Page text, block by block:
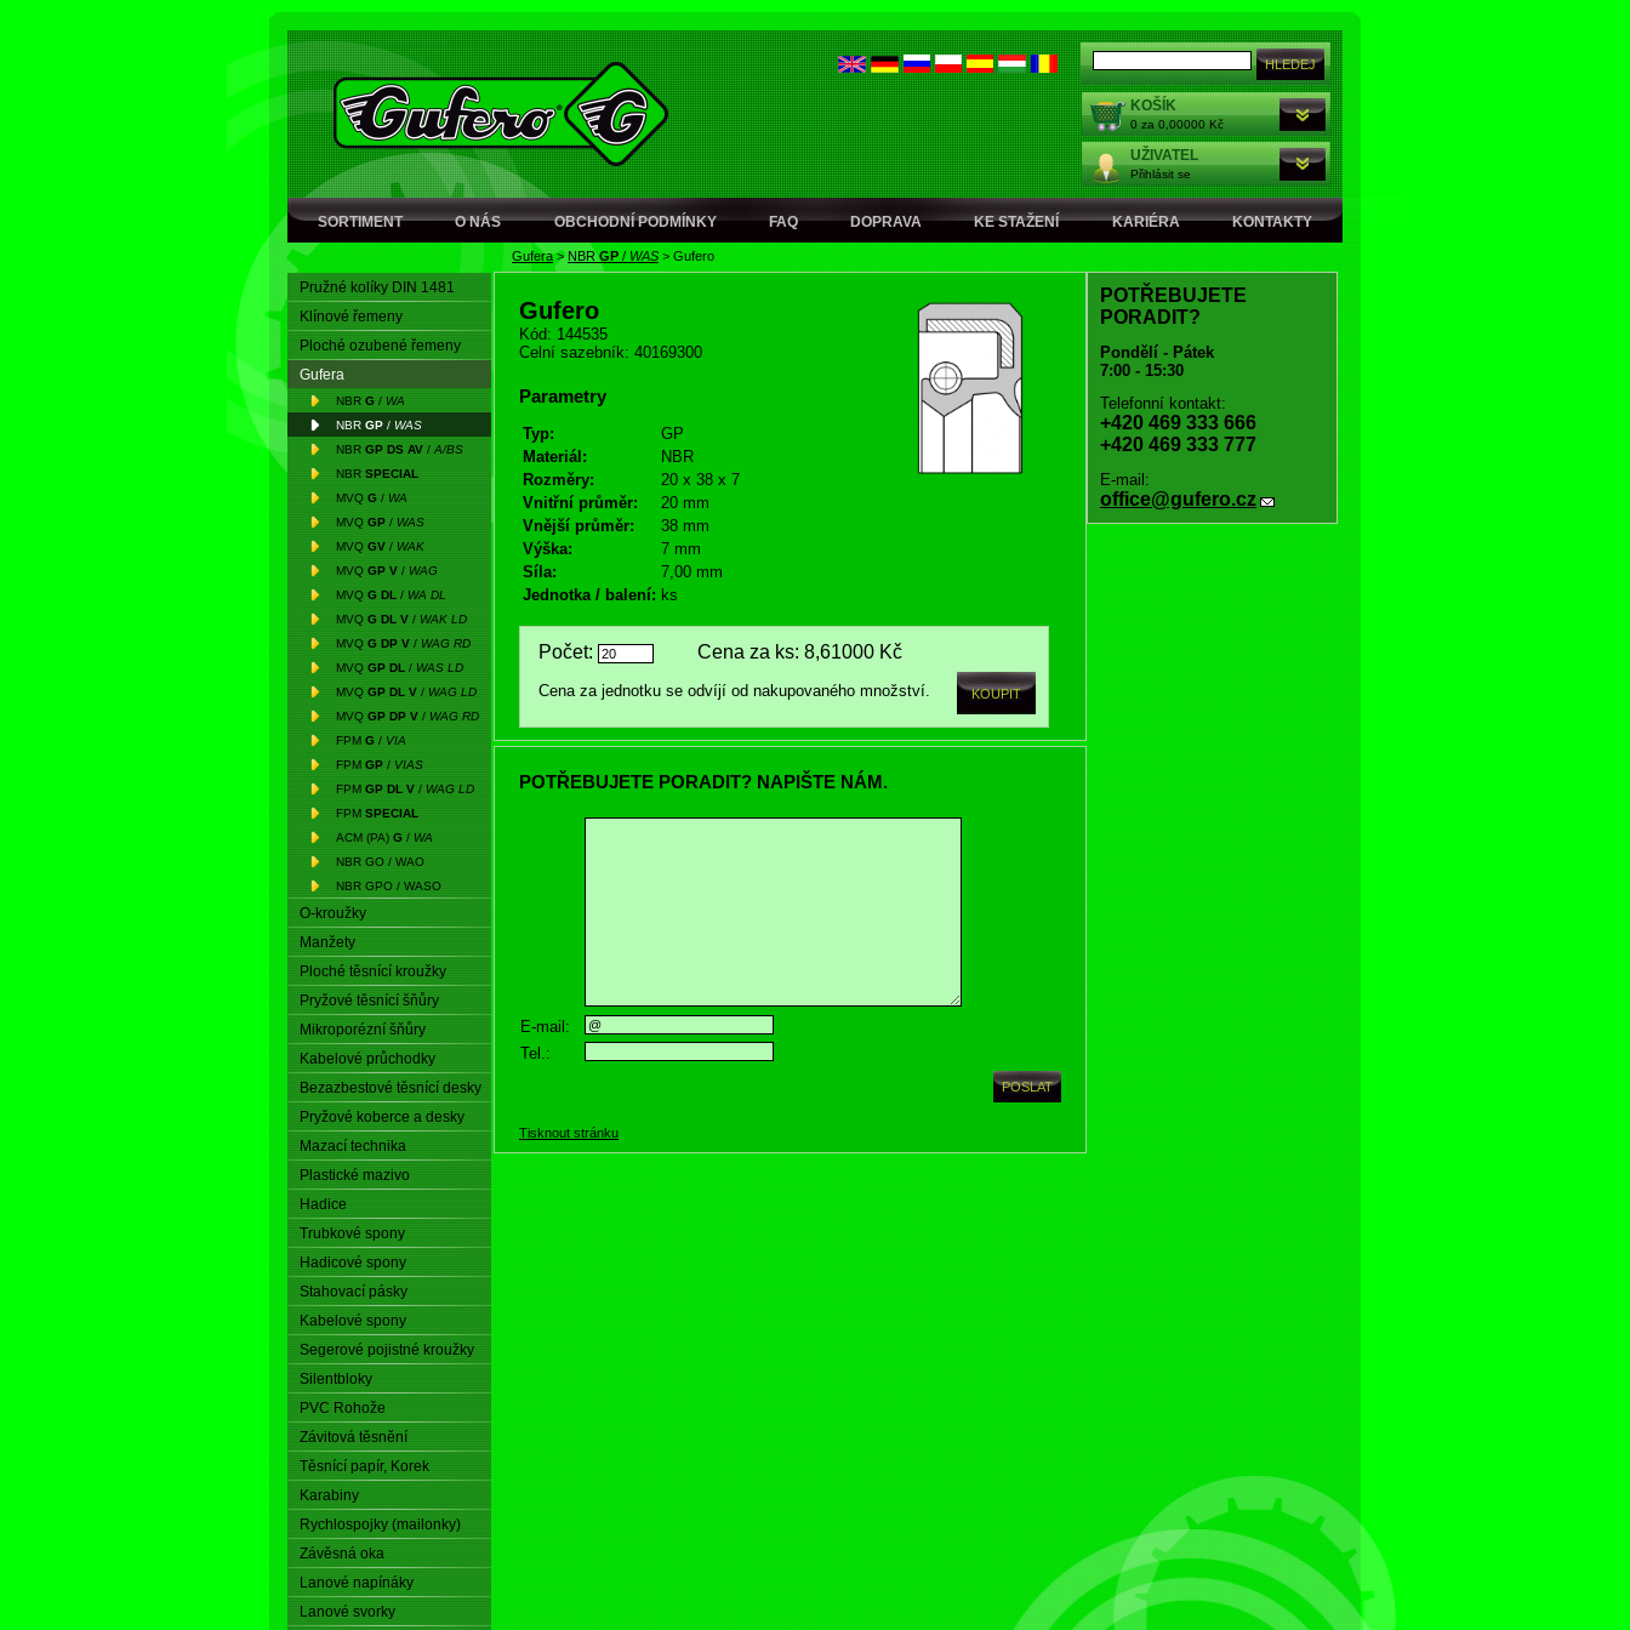
KOŠÍK
0 za 0,00000 Kč
UŽIVATEL
Přihlásit se
SORTIMENT O NÁS OBCHODNÍ PODMÍNKY FAQ DOPRAVA KE STAŽENÍ KARIÉRA KONTAKTY
Gufera> NBRGP / WAS > Gufero
Pružné kolíky DIN 1481
Klínové řemeny
Ploché ozubené řemeny
Gufera
NBR G / WA
NBR GP / WAS
NBR GP DS AV / A/BS
NBR SPECIAL
MVQ G / WA
MVQ GP / WAS
MVQ GV / WAK
MVQ GP V / WAG
MVQ G DL / WA DL
MVQ G DL V / WAK LD
MVQ G DP V / WAG RD
MVQ GP DL / WAS LD
MVQ GP DL V / WAG LD
MVQ GP DP V / WAG RD
FPM G / VIA
FPM GP / VIAS
FPM GP DL V / WAG LD
FPM SPECIAL
ACM (PA) G / WA
NBR GO / WAO
NBR GPO / WASO
O-kroužky
Manžety
Ploché těsnící kroužky
Pryžové těsnící šňůry
Mikroporézní šňůry
Kabelové průchodky
Bezazbestové těsnící desky
Pryžové koberce a desky
Mazací technika
Plastické mazivo
Hadice
Trubkové spony
Hadicové spony
Stahovací pásky
Kabelové spony
Segerové pojistné kroužky
Silentbloky
PVC Rohože
Závitová těsnění
Těsnící papír, Korek
Karabiny
Rychlospojky (mailonky)
Závěsná oka
Lanové napínáky
Lanové svorky
Gufero
Kód: 144535
Celní sazebník: 40169300
Parametry
Typ:
GP
Materiál:
NBR
Rozměry:
20 x 38 x 7
Vnitřní průměr:
20 mm
Vnější průměr:
38 mm
Výška:
7 mm
Síla:
7,00 mm
Jednotka / balení: ks
Počet: Cena za ks: 8,61000 Kč
Cena za jednotku se odvíjí od nakupovaného množství.
POTŘEBUJETE PORADIT? NAPIŠTE NÁM.
E-mail:
Tel.:
Tisknout stránku
POTŘEBUJETE
PORADIT?
Pondělí - Pátek
7:00 - 15:30
Telefonní kontakt:
+420 469 333 666
+420 469 333 777
E-mail:
office@gufero.cz